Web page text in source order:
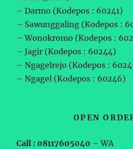
– Darmo (Kodepos : 60241)
– Sawunggaling (Kodepos :
– Wonokromo (Kodepos :
– Jagir (Kodepos : 60244)
– Ngagelrejo (Kodepos :
– Ngagel (Kodepos : 60246)
OPEN
Call : 08117605040 –WA